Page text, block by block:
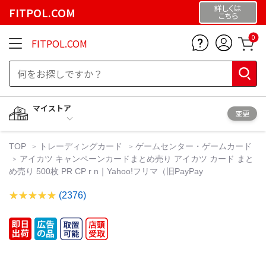
FITPOL.COM 詳しくは
こちら
FITPOL.COM 0
マイストア
変更
TOP トレーディングカード
ゲームセンター・ゲームカード
アイカツ キャンペーンカードまとめ売り アイカツ カード まと
め売り 500枚 PR CP r n｜Yahoo!フリマ（旧PayPay
(2376)